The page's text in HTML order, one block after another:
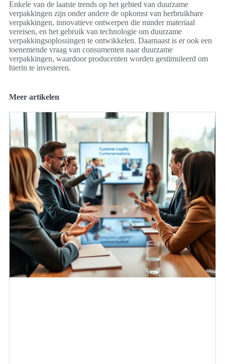
Enkele van de laatste trends op het gebied van duurzame
verpakkingen zijn onder andere de opkomst van herbruikbare
verpakkingen, innovatieve ontwerpen die minder materiaal
vereisen, en het gebruik van technologie om duurzame
verpakkingsoplossingen te ontwikkelen. Daarnaast is er ook een
toenemende vraag van consumenten naar duurzame
verpakkingen, waardoor producenten worden gestimuleerd om
hierin te investeren.
Meer artikelen